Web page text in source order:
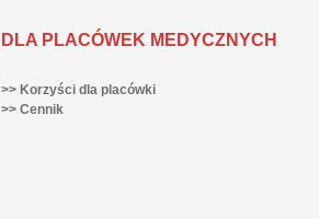
DLA PLACÓWEK MEDYCZNYCH
>> Korzyści dla placówki
>> Cennik